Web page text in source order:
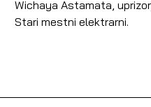
Wichaya Astamata,
Stari mestni elektrarni.